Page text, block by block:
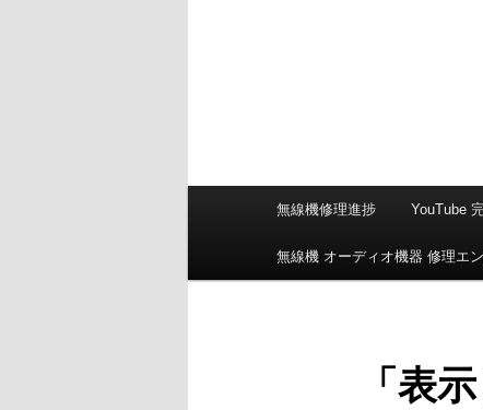
メ
無線機修理進捗 YouTube
無線機 オーディオ機器 修理エ
「表